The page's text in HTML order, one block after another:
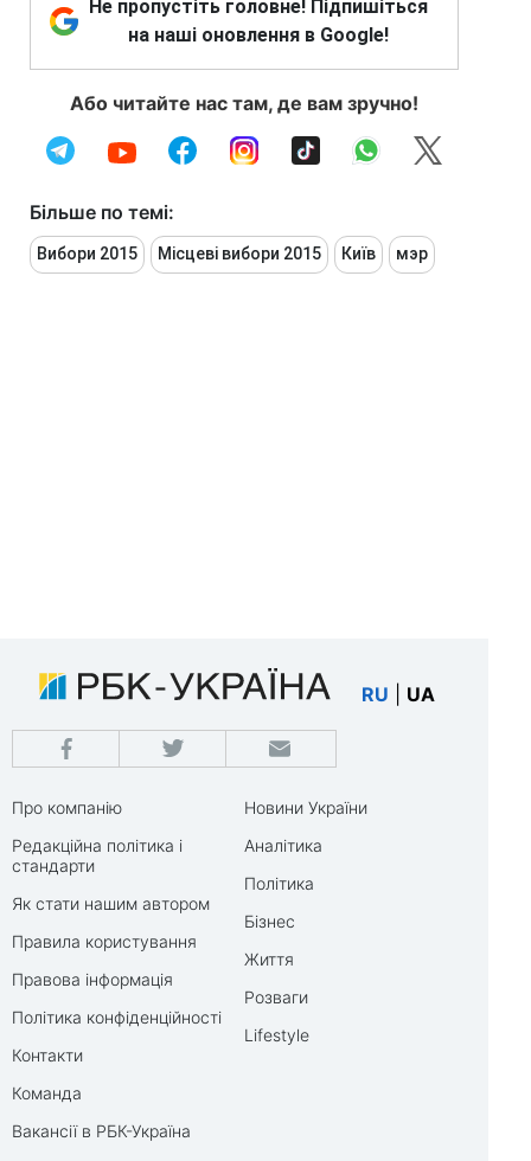
Не пропустіть головне! Підпишіться
на наші оновлення в Google!
Або читайте нас там, де вам зручно!
Більше по темі:
Вибори 2015 Місцеві вибори 2015 Київ мэр
RU UA
Про компанію
Редакційна політика і
стандарти
Як стати нашим автором
Правила користування
Правова інформація
Політика конфіденційності
Контакти
Команда
Вакансії в РБК-Україна
Новини України
Аналітика
Політика
Бізнес
Життя
Розваги
Lifestyle